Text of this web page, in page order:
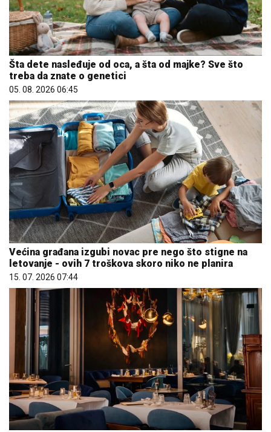
Šta dete nasleđuje od oca, a šta od majke? Sve što
treba da znate o genetici
05. 08. 2026 06:45
Većina građana izgubi novac pre nego što stigne na
letovanje - ovih 7 troškova skoro niko ne planira
15. 07. 2026 07:44